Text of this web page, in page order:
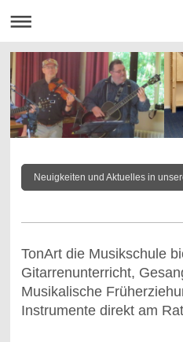
Neuigkeiten und Aktuelles in
TonArt die Musikschule
Gitarrenunterricht,
Musikalische
Instrumente direkt am